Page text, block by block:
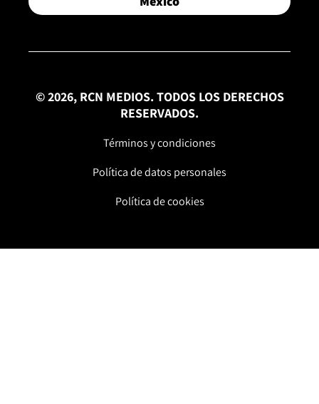
© 2026, RCN MEDIOS. TODOS LOS DERECHOS
RESERVADOS.
Términos y condiciones
Política de datos personales
Política de cookies